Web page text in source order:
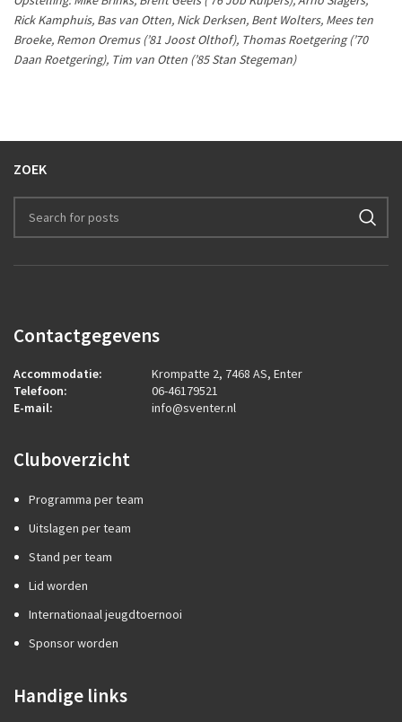
Rick Kamphuis, Bas van Otten, Nick Derksen, Bent Wolters, Mees ten
Broeke, Remon Oremus (’81 Joost Olthof), Thomas Roetgering (’70
Daan Roetgering), Tim van Otten (’85 Stan Stegeman)
ZOEK
Contactgegevens
Accommodatie:
Krompatte 2, 7468 AS, Enter
Telefoon:
06-46179521
E-mail:
info@sventer.nl
Cluboverzicht
Programma per team
Uitslagen per team
Stand per team
Lid worden
Internationaal jeugdtoernooi
Sponsor worden
Handige links